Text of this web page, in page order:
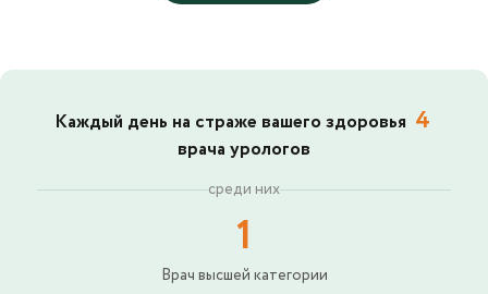
Каждый день на страже вашего здоровья 4
врача урологов
среди них
1
Врач высшей категории